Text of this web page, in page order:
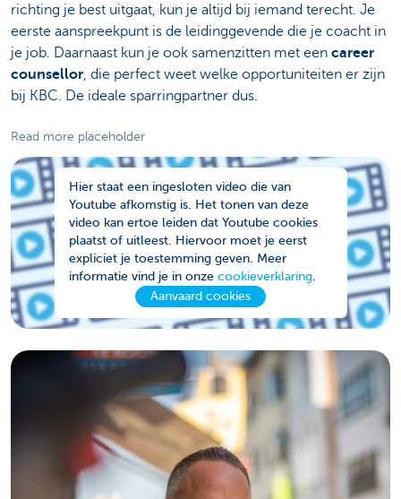
richting je best uitgaat, kun je altijd bij iemand terecht. Je
eerste aanspreekpunt is de leidinggevende die je coacht in
je job. Daarnaast kun je ook samenzitten met een career
counsellor, die perfect weet welke opportuniteiten er zijn
bij KBC. De ideale sparringpartner dus.
Read more placeholder
Hier staat een ingesloten video die van
Youtube afkomstig is. Het tonen van deze
video kan ertoe leiden dat Youtube cookies
plaatst of uitleest. Hiervoor moet je eerst
expliciet je toestemming geven. Meer
informatie vind je in onze cookieverklaring.
Aanvaard cookies